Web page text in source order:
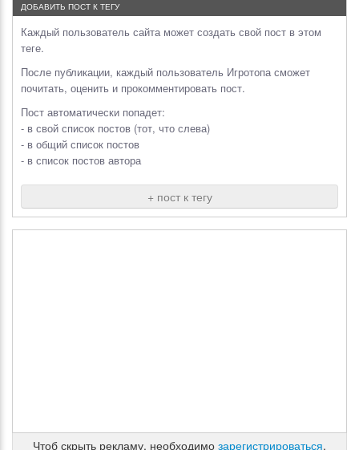
ДОБАВИТЬ ПОСТ К ТЕГУ
Каждый пользователь сайта может создать свой пост в этом
теге.
После публикации, каждый пользователь Игротопа сможет
почитать, оценить и прокомментировать пост.
Пост автоматически попадет:
- в свой список постов (тот, что слева)
- в общий список постов
- в список постов автора
+ пост к тегу
Чтоб скрыть рекламу, необходимо зарегистрироваться.